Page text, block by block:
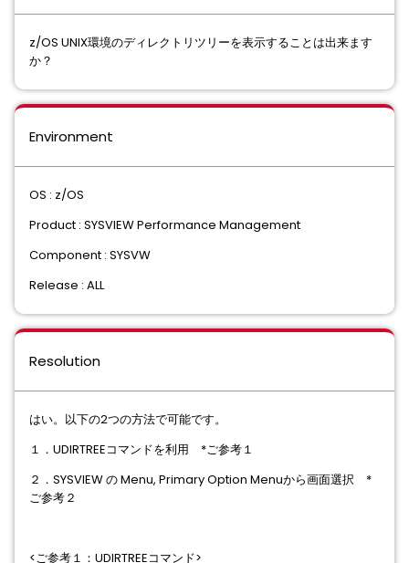
z/OS UNIX環境のディレクトリツリーを表示することは出来ます
か？
Environment
OS : z/OS
Product : SYSVIEW Performance Management
Component : SYSVW
Release : ALL
Resolution
はい。以下の2つの方法で可能です。
１．UDIRTREEコマンドを利用 *ご参考１
２．SYSVIEW の Menu, Primary Option Menuから画面選択 *
ご参考２
<ご参考１：UDIRTREEコマンド>